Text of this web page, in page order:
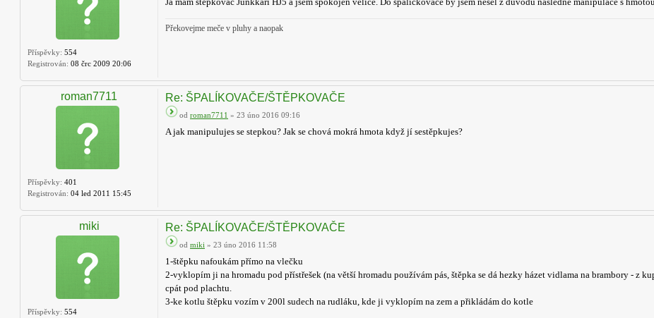
Příspěvky: 554
Registrován: 08 črc 2009 20:06
Překovejme meče v pluhy a naopak
roman7711
Příspěvky: 401
Registrován: 04 led 2011 15:45
Re: ŠPALÍKOVAČE/ŠTĚPKOVAČE
od roman7711 » 23 úno 2016 09:16
A jak manipulujes se stepkou? Jak se chová mokrá hmota když jí sestěpkujes?
miki
Příspěvky: 554
Re: ŠPALÍKOVAČE/ŠTĚPKOVAČE
od miki » 23 úno 2016 11:58
1-štěpku nafoukám přímo na vlečku
2-vyklopím ji na hromadu pod přístřešek (na větší hromadu používám pás, štěpka se dá hezky házet vidlama na brambory - z
cpát pod plachtu.
3-ke kotlu štěpku vozím v 200l sudech na rudláku, kde ji vyklopím na zem a přikládám do kotle